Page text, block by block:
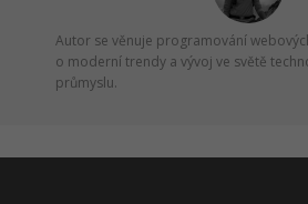
Autor se věnuje programování
o moderní trendy a vývoj ve světě
průmyslu.